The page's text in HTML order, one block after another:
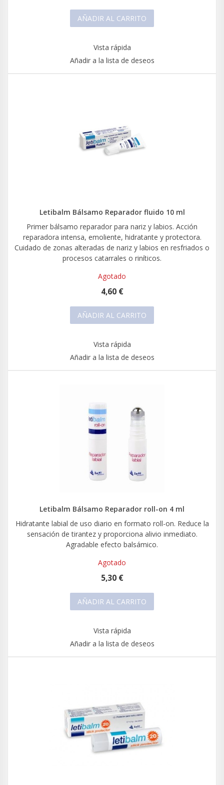
AÑADIR AL CARRITO
Vista rápida
Añadir a la lista de deseos
Letibalm Bálsamo Reparador fluido 10 ml
Primer bálsamo reparador para nariz y labios. Acción
reparadora intensa, emoliente, hidratante y protectora.
Cuidado de zonas alteradas de nariz y labios en resfriados o
procesos catarrales o riníticos.
Agotado
4,60 €
AÑADIR AL CARRITO
Vista rápida
Añadir a la lista de deseos
Letibalm Bálsamo Reparador roll-on 4 ml
Hidratante labial de uso diario en formato roll-on. Reduce la
sensación de tirantez y proporciona alivio inmediato.
Agradable efecto balsámico.
Agotado
5,30 €
AÑADIR AL CARRITO
Vista rápida
Añadir a la lista de deseos